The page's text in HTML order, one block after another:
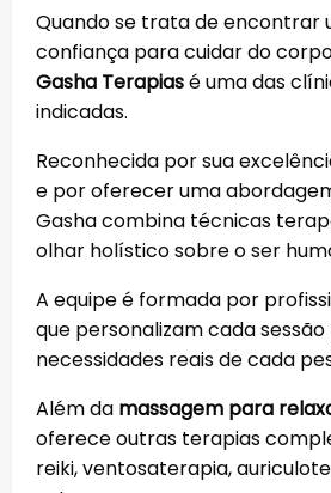
Quando se trata de encontrar
confiança para cuidar do
Gasha Terapiasé uma das
indicadas.
Reconhecida por sua
e por oferecer uma
Gasha combina técnicas
olhar holístico sobre o ser
A equipe é formada por
que personalizam cada
necessidades reais de cada
Além da massagem para
oferece outras terapias
reiki, ventosaterapia,